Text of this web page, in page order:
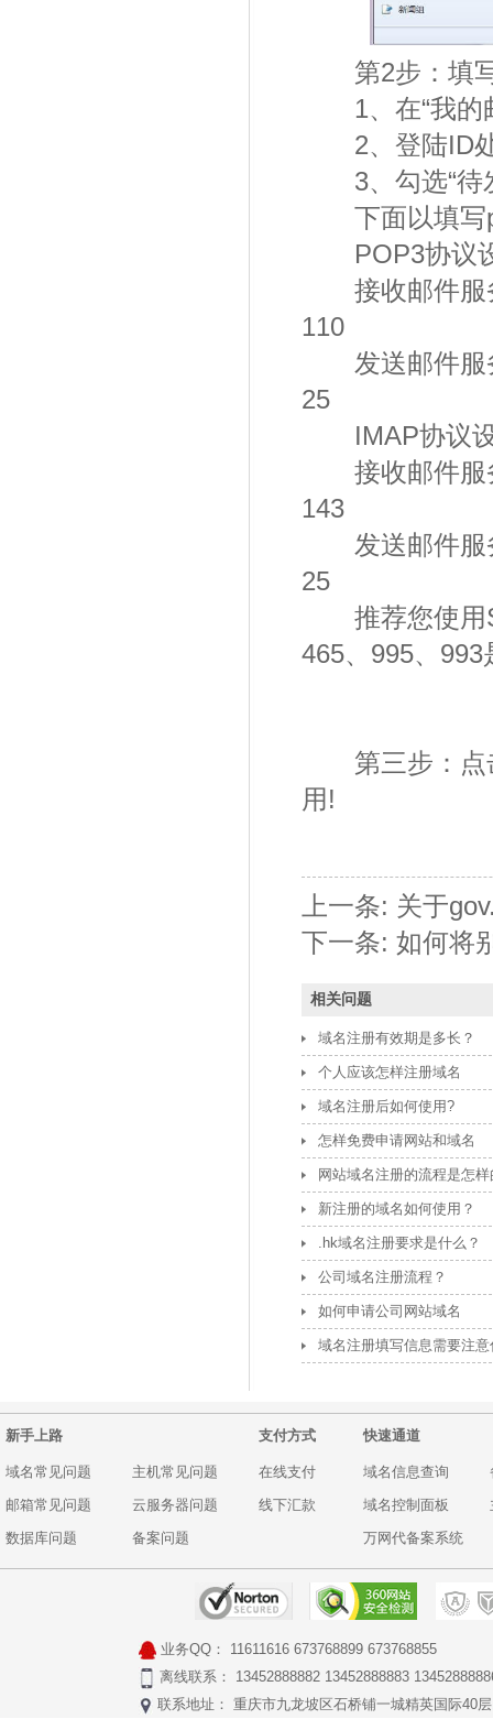
第2步：填写
1、在“我的邮
2、登陆ID处
3、勾选“待
下面以填写
POP3协议
接收邮件服务
110
发送邮件服务
25
IMAP协议
接收邮件服务
143
发送邮件服务
25
推荐您使用
465、995、
第三步：点击
用!
上一条: 关于
下一条: 如何将
相关问题
域名注册有效期是多长？
个人应该怎样注册域名
域名注册后如何使用?
怎样免费申请网站和域名
网站域名注册的流程是怎样
新注册的域名如何使用？
.hk域名注册要求是什么？
公司域名注册流程？
如何申请公司网站域名
域名注册填写信息需要注
新手上路 支付方式 快速通道
域名常见问题 主机常见问题 在线支付 域名信息查询
邮箱常见问题
云服务器问题 线下汇款 域名控制面板
数据库问题
备案问题 万网代备案系统
业务QQ： 11611616 673768899 673768855
离线联系： 13452888882 13452888883
联系地址： 重庆市九龙坡区石桥铺一城精英国际40